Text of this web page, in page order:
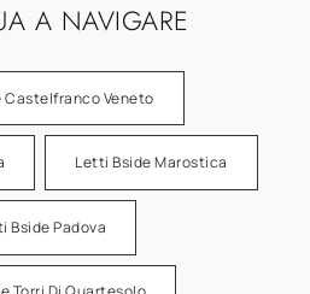
A NAVIGARE
Castelfranco Veneto
Letti Bside Marostica
Bside Padova